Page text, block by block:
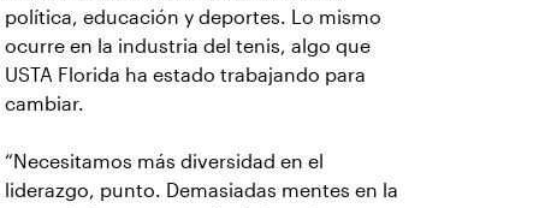
política, educación y deportes. Lo mismo
ocurre en la industria del tenis, algo que
USTA Florida ha estado trabajando para
cambiar.
“Necesitamos más diversidad en el
liderazgo, punto. Demasiadas mentes en la